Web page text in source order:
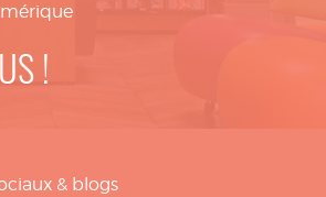
!
& blogs